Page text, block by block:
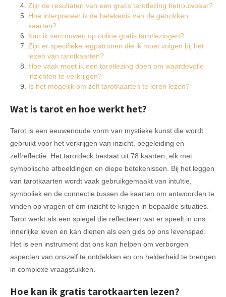
Zijn de resultaten van een gratis tarotlezing betrouwbaar?
Hoe interpreteer ik de betekenis van de getrokken
kaarten?
Kan ik vertrouwen op online gratis tarotlezingen?
Zijn er specifieke legpatronen die ik moet volgen bij het
lezen van tarotkaarten?
Hoe vaak moet ik een tarotlezing doen om waardevolle
inzichten te verkrijgen?
Is het mogelijk om zelf tarotkaarten te leren lezen?
Wat is tarot en hoe werkt het?
Tarot is een eeuwenoude vorm van mystieke kunst die wordt
gebruikt voor het verkrijgen van inzicht, begeleiding en
zelfreflectie. Het tarotdeck bestaat uit 78 kaarten, elk met
symbolische afbeeldingen en diepe betekenissen. Bij het leggen
van tarotkaarten wordt vaak gebruikgemaakt van intuïtie,
symboliek en de connectie tussen de kaarten om antwoorden te
vinden op vragen of om inzicht te krijgen in bepaalde situaties.
Tarot werkt als een spiegel die reflecteert wat er speelt in ons
innerlijke leven en kan dienen als een gids op ons levenspad.
Het is een instrument dat ons kan helpen om verborgen
aspecten van onszelf te ontdekken en om helderheid te brengen
in complexe vraagstukken.
Hoe kan ik gratis tarotkaarten lezen?